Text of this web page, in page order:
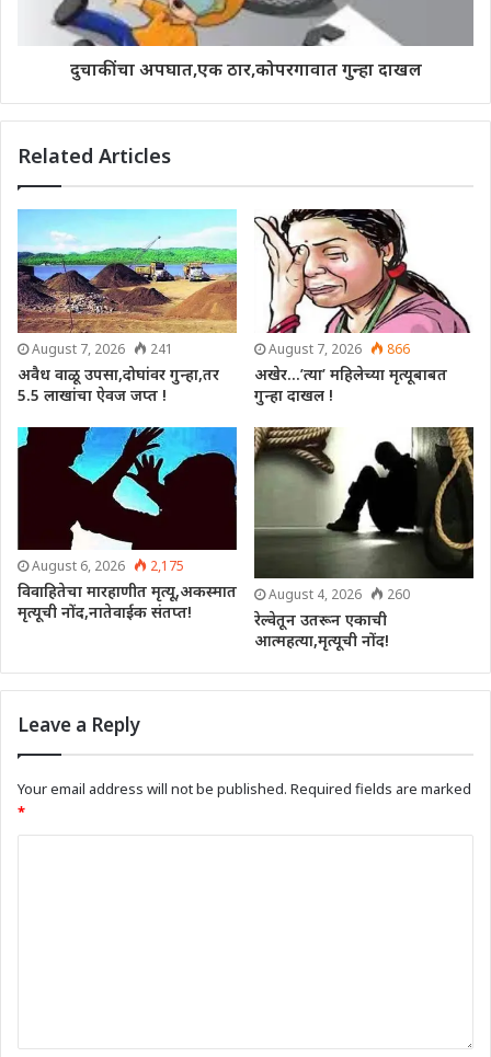
दुचाकींचा अपघात,एक ठार,कोपरगावात गुन्हा दाखल
Related Articles
August 7, 2026 241
अवैध वाळू उपसा,दोघांवर गुन्हा,तर
5.5 लाखांचा ऐवज जप्त !
August 7, 2026 866
अखेर…’त्या’ महिलेच्या मृत्यूबाबत
गुन्हा दाखल !
August 6, 2026 2,175
विवाहितेचा मारहाणीत मृत्यू,अकस्मात
मृत्यूची नोंद,नातेवाईक संतप्त!
August 4, 2026 260
रेल्वेतून उतरून एकाची
आत्महत्या,मृत्यूची नोंद!
Leave a Reply
Your email address will not be published. Required fields are marked
*